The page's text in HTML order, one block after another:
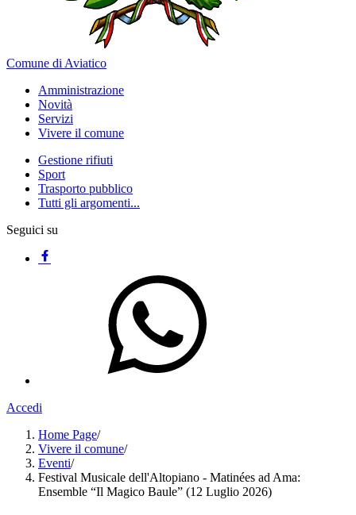
Comune di Aviatico
Amministrazione
Novità
Servizi
Vivere il comune
Gestione rifiuti
Sport
Trasporto pubblico
Tutti gli argomenti...
Seguici su
Accedi
Home Page/
Vivere il comune/
Eventi/
Festival Musicale dell'Altopiano - Matinées ad Ama:
Ensemble “Il Magico Baule” (12 Luglio 2026)